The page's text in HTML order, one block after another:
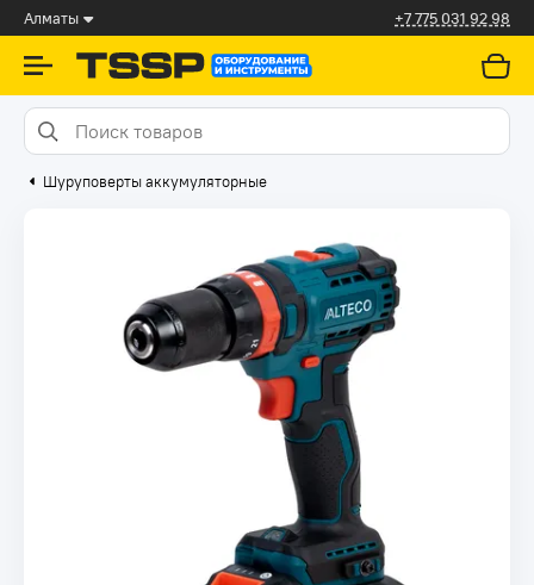
Алматы +7 775 031 92 98
Шуруповерты аккумуляторные